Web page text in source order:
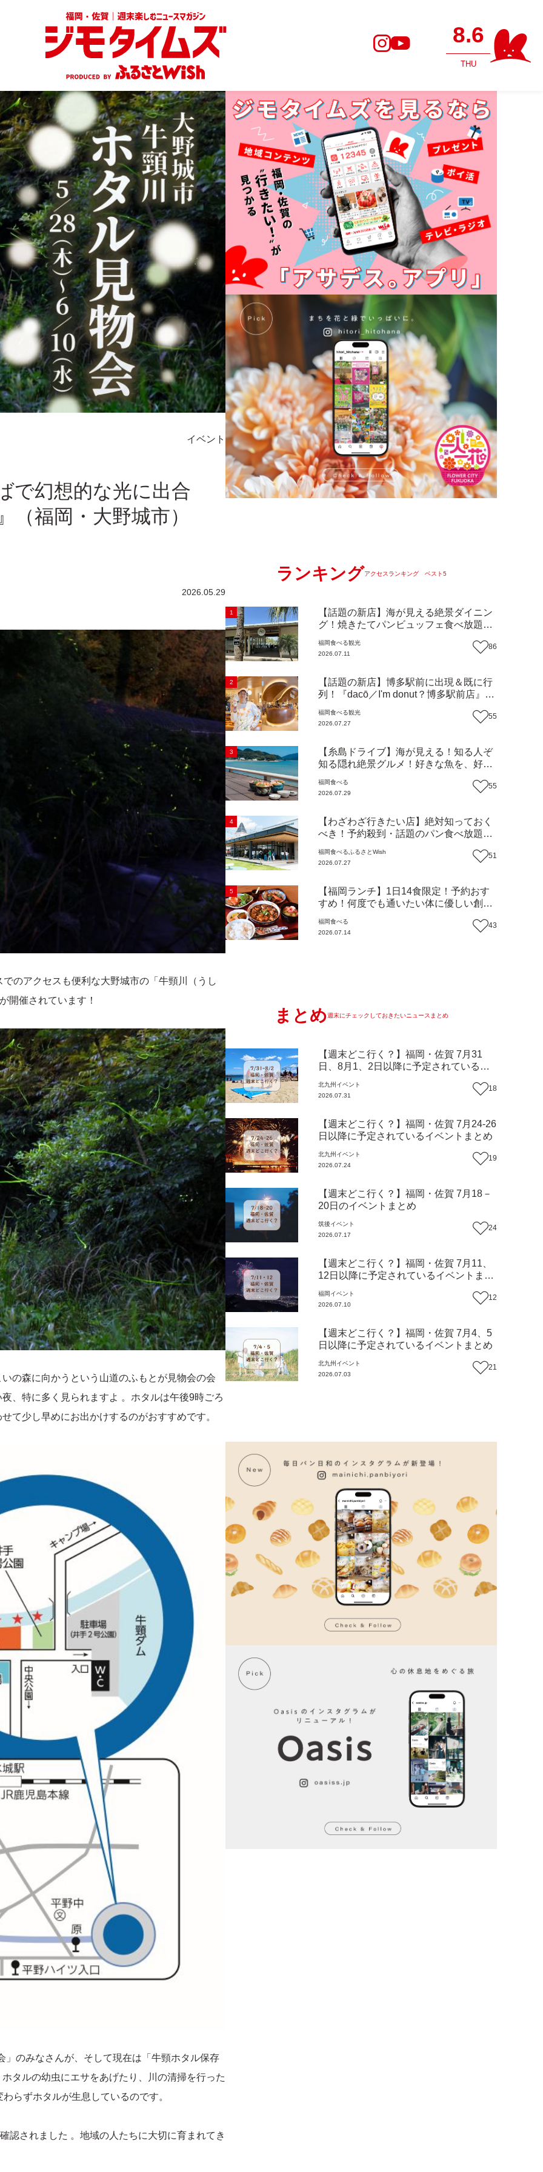
8.6
THU
イベント
で幻想的な光に出合
福岡・大野城市）
2026.05.29
のアクセスも便利な大野城市の「牛頸川（うし
開催されています！
の森に向かうという山道のふもとが見物会の会
、特に多く見られますよ 。ホタルは午後9時ごろ
て少し早めにお出かけするのがおすすめです。
のみなさんが、そして現在は「牛頸ホタル保存
タルの幼虫にエサをあげたり、川の清掃を行った
らずホタルが生息しているのです。
認されました 。地域の人たちに大切に育まれてき
ランキングアクセスランキング ベスト5
1
【話題の新店】海が見える絶景ダイニン
グ！焼きたてパンビュッフェ食べ放題で
『Ibiza Beach Cafe』（福岡・糸島市）
福岡食べる観光
2026.07.11
86
2
【話題の新店】博多駅前に出現＆既に行
列！『dacō／I'm donut？博多駅前店』徹
た楽しみ方＆イチオシメニューも紹介！
福岡食べる観光
2026.07.27
55
3
【糸島ドライブ】海が見える！知る人ぞ
知る隠れ絶景グルメ！好きな魚を、好き
はん食堂』（福岡市西区）【まち歩き】
福岡食べる
2026.07.29
55
4
【わざわざ行きたい店】絶対知っておく
べき！予約殺到・話題のパン食べ放題が
ン『bound garden』（福岡・新宮町）
福岡食べるふるさとWish
2026.07.27
51
5
【福岡ランチ】1日14食限定！予約おす
すめ！何度でも通いたい体に優しい創作
市）【まち歩き】
福岡食べる
2026.07.14
43
まとめ週末にチェックしておきたいニュースまとめ
【週末どこ行く？】福岡・佐賀 7月31
日、8月1、2日以降に予定されているイ
北九州 イベント
2026.07.31
18
【週末どこ行く？】福岡・佐賀 7月24-26
日以降に予定されているイベントまとめ
北九州 イベント
2026.07.24
19
【週末どこ行く？】福岡・佐賀 7月18－
20日のイベントまとめ
筑後イベント
2026.07.17
24
【週末どこ行く？】福岡・佐賀 7月11、
12日以降に予定されているイベントまと
福岡 イベント
2026.07.10
12
【週末どこ行く？】福岡・佐賀 7月4、5
日以降に予定されているイベントまとめ
北九州 イベント
2026.07.03
21